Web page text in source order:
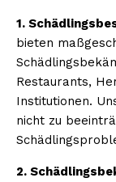
1.
bieten
Restaurants,
Institutionen.
nicht zu
2.